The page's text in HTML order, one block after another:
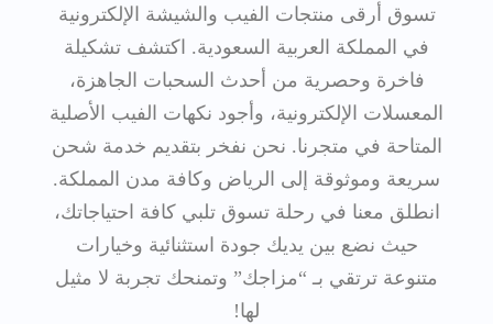
تسوق أرقى منتجات الفيب والشيشة الإلكترونية
في المملكة العربية السعودية. اكتشف تشكيلة
فاخرة وحصرية من أحدث السحبات الجاهزة،
المعسلات الإلكترونية، وأجود نكهات الفيب الأصلية
المتاحة في متجرنا. نحن نفخر بتقديم خدمة شحن
سريعة وموثوقة إلى الرياض وكافة مدن المملكة.
انطلق معنا في رحلة تسوق تلبي كافة احتياجاتك،
حيث نضع بين يديك جودة استثنائية وخيارات
متنوعة ترتقي بـ “مزاجك” وتمنحك تجربة لا مثيل
لها!